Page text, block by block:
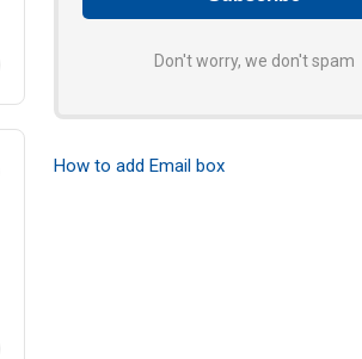
Don't worry, we don't spam
How to add Email box